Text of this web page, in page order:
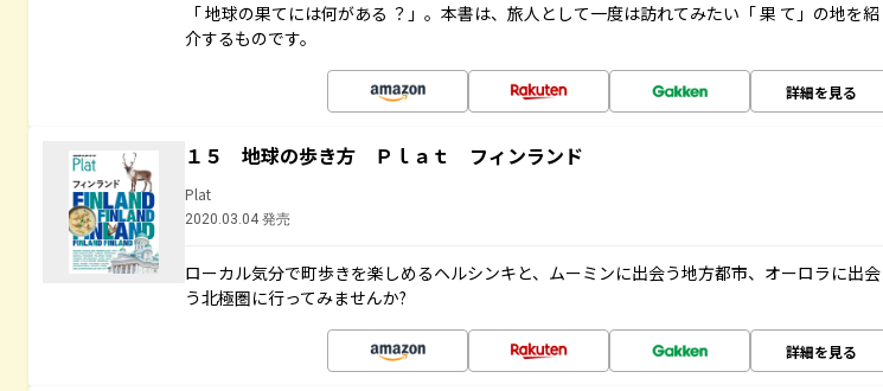
「 地球の果てには何がある ？」。本書は、旅人として一度は訪れてみたい「 果 て」の地を紹
介するものです。
詳細を見る
１５ 地球の歩き方 Ｐｌａｔ フィンランド
Plat
2020.03.04 発売
ローカル気分で町歩きを楽しめるヘルシンキと、ムーミンに出会う地方都市、オーロラに出会
う北極圏に行ってみませんか?
詳細を見る